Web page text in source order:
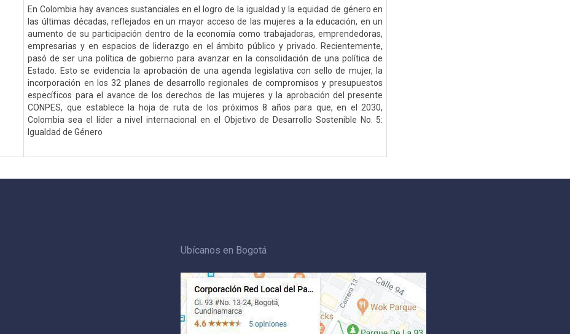
En Colombia hay avances sustanciales en el logro de la igualdad y la equidad de género en
las últimas décadas, reflejados en un mayor acceso de las mujeres a la educación, en un
aumento de su participación dentro de la economía como trabajadoras, emprendedoras,
empresarias y en espacios de liderazgo en el ámbito público y privado. Recientemente,
pasó de ser una política de gobierno para avanzar en la consolidación de una política de
Estado. Esto se evidencia la aprobación de una agenda legislativa con sello de mujer, la
incorporación en los 32 planes de desarrollo regionales de compromisos y presupuestos
específicos para el avance de los derechos de las mujeres y la aprobación del presente
CONPES, que establece la hoja de ruta de los próximos 8 años para que, en el 2030,
Colombia sea el líder a nivel internacional en el Objetivo de Desarrollo Sostenible No. 5:
Igualdad de Género
Ubícanos en Bogotá